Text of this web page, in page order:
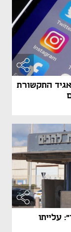
התקשורת
עלייתו